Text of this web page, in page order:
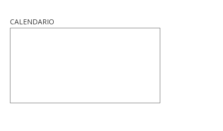
CALENDARIO